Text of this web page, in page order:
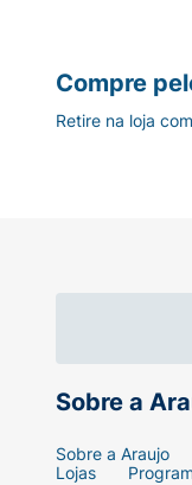
Sobre a
Sobre a Araujo
Lojas
Compre
Retire na loja